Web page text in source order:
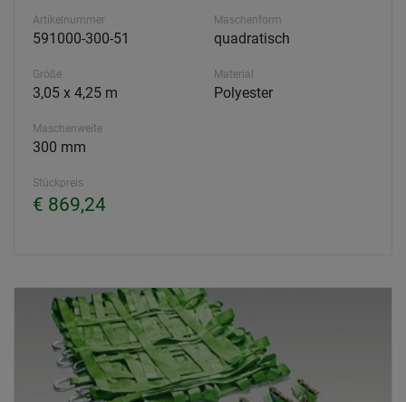
Artikelnummer
591000-300-51
Maschenform
quadratisch
Größe
3,05 x 4,25 m
Material
Polyester
Maschenweite
300 mm
Stückpreis
€ 869,24